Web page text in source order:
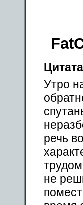
Цитата
Утро
речь
не